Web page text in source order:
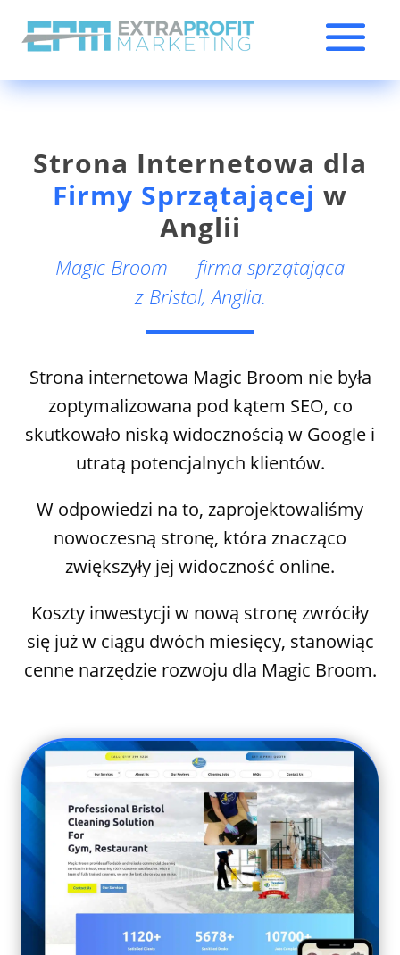
Strona Internetowa dla
Firmy Sprzątającej w
Anglii
Magic Broom — firma sprzątająca
z Bristol, Anglia.
Strona internetowa Magic Broom nie była
zoptymalizowana pod kątem SEO, co
skutkowało niską widocznością w Google i
utratą potencjalnych klientów.
W odpowiedzi na to, zaprojektowaliśmy
nowoczesną stronę, która znacząco
zwiększyły jej widoczność online.
Koszty inwestycji w nową stronę zwróciły
się już w ciągu dwóch miesięcy, stanowiąc
cenne narzędzie rozwoju dla Magic Broom.